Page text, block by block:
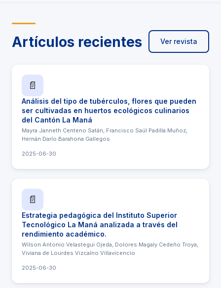
Artículos recientes Ver revista
📄
Análisis del tipo de tubérculos, flores que pueden
ser cultivadas en huertos ecológicos culinarios
del Cantón La Maná
Mayra Janneth Centeno Satán, Francisco Saúl Padilla Muñoz,
Hernán Darío Barahona Gallegos
2025-06-30
📄
Estrategia pedagógica del Instituto Superior
Tecnológico La Maná analizada a través del
rendimiento académico.
Wilson Antonio Velastegui Ojeda, Dolores Magaly Cedeño Troya,
Viviana de Lourdes Vizcaíno Villavicencio
2025-06-30